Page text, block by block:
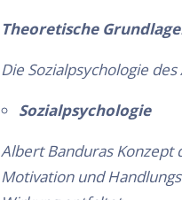
Theoretische
Die Sozialpsychologie
Sozialpsychologie
Albert Banduras Konzept
Motivation und